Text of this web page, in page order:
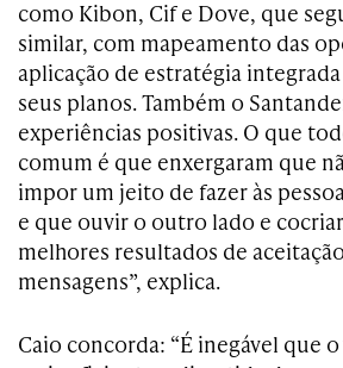
como Kibon, Cif e Dove, que
similar, com mapeamento das
aplicação de estratégia
seus planos. Também o
experiências positivas. O que
comum é que enxergaram que
impor um jeito de fazer às
e que ouvir o outro lado e
melhores resultados de
mensagens”, explica.
Caio concorda: “É inegável que